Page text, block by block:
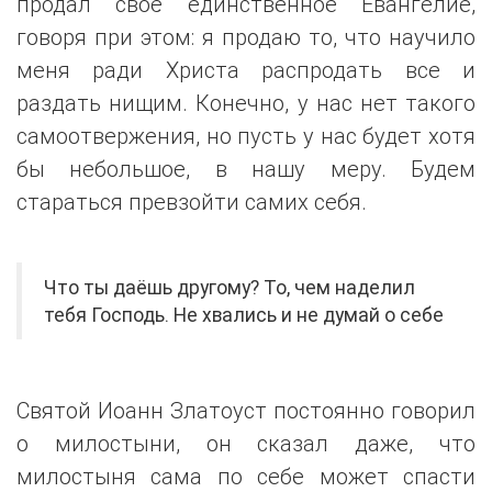
говоря при этом: я продаю то, что научило
меня ради Христа распродать все и
раздать нищим. Конечно, у нас нет такого
самоотвержения, но пусть у нас будет хотя
бы небольшое, в нашу меру. Будем
стараться превзойти самих себя.
Что ты даёшь другому? То, чем наделил
тебя Господь. Не хвались и не думай о себе
Святой Иоанн Златоуст постоянно говорил
о милостыни, он сказал даже, что
милостыня сама по себе может спасти